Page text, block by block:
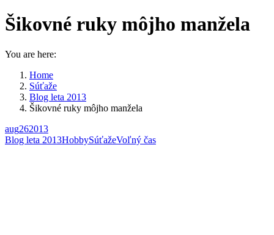
Šikovné ruky môjho manžela
You are here:
Home
Súťaže
Blog leta 2013
Šikovné ruky môjho manžela
aug262013
Blog leta 2013HobbySúťažeVoľný čas